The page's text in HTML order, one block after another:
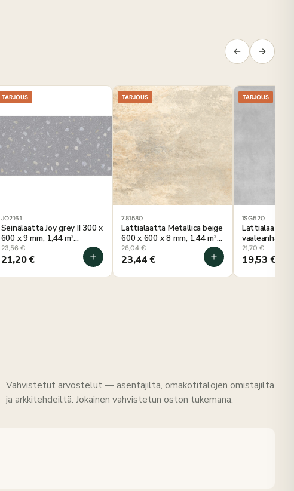
TARJOUS
JO2161
Seinälaatta Joy grey II 300 x
600 x 9 mm, 1,44 m²
pakkaus
23,56€
21,20€
TARJOUS
781580
Lattialaatta Metallica beige
600 x 600 x 8 mm, 1,44 m²
pakkaus
26,04€
23,44€
TARJOUS
1SG520
Lattialaatta
8 mm, 1,44
21,70€
19,53 €
Vahvistetut arvostelut — asentajilta, omakotitalojen omistajilta
ja arkkitehdeiltä. Jokainen vahvistetun oston tukemana.